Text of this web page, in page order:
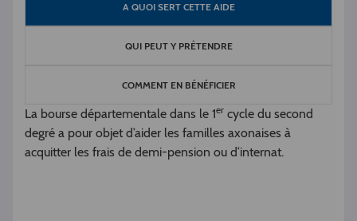
A QUOI SERT CETTE AIDE
QUI PEUT Y PRÉTENDRE
COMMENT EN BÉNÉFICIER
La bourse départementale dans le 1er cycle du second
degré a pour objet d’aider les familles axonaises à
acquitter les frais de demi-pension ou d’internat.